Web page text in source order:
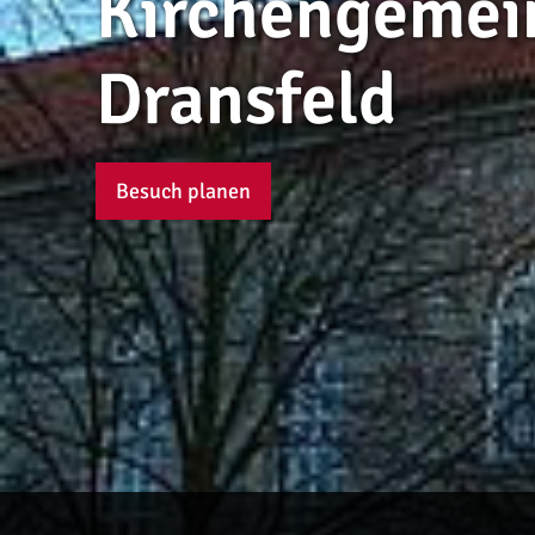
Dransfeld
Besuch planen